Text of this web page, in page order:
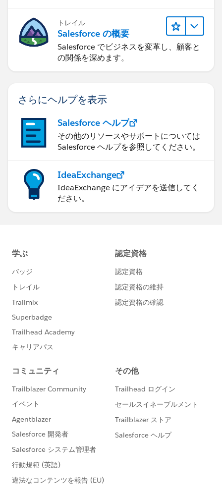
トレイル
Salesforce の概要
Salesforce でビジネスを変革し、顧客と
の関係を深めます。
さらにヘルプを表示
Salesforce ヘルプ
その他のリソースやサポートについては
Salesforce ヘルプを参照してください。
IdeaExchange
IdeaExchange にアイデアを送信してく
ださい。